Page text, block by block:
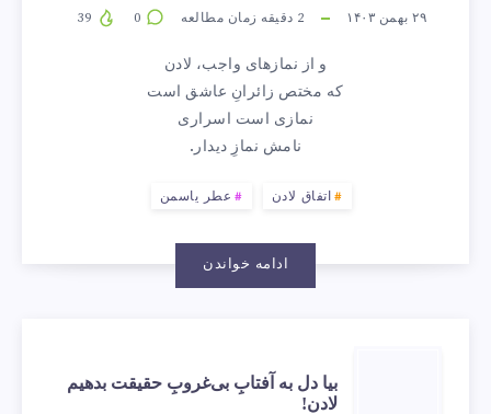
۲۹ بهمن ۱۴۰۳ 2 دقیقه زمان مطالعه 0
و از نمازهای واجب، لادن
که مختص زائرانِ عاشق است
نمازی است اسراری
نامش نمازِ دیدار.
اتفاق لادن عطر یاسمن
ادامه خواندن
بیا
بیا دل به آفتابِ بی‌غروبِ حقیقت بدهیم
لادن!